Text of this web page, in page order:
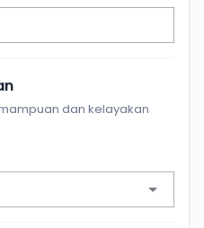
dan kelayakan